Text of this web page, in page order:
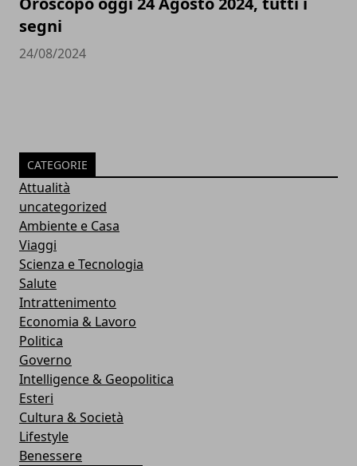
segni
24/08/2024
CATEGORIE
Attualità
uncategorized
Ambiente e Casa
Viaggi
Scienza e Tecnologia
Salute
Intrattenimento
Economia & Lavoro
Politica
Governo
Intelligence & Geopolitica
Esteri
Cultura & Società
Lifestyle
Benessere